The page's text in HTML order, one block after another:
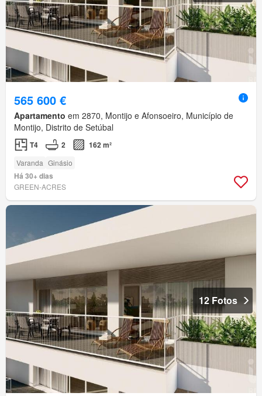
565 600 €
Apartamento em 2870, Montijo e Afonsoeiro, Município de
Montijo, Distrito de Setúbal
T4 2 162 m²
Varanda Ginásio
Há 30+ dias
GREEN-ACRES
12 Fotos